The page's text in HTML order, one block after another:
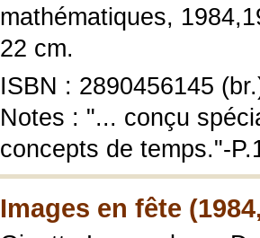
mathématiques,
22 cm.
ISBN : 2890456145
Notes : "... conçu
concepts de temps."-
Images en fête